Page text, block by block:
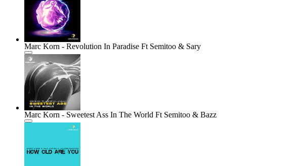
Marc Korn - Revolution In Paradise Ft Semitoo & Sary
Marc Korn - Sweetest Ass In The World Ft Semitoo & Bazz